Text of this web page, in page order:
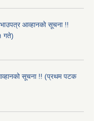
आव्हानको सूचना !!
गते)
सूचना !! (प्रथम पटक